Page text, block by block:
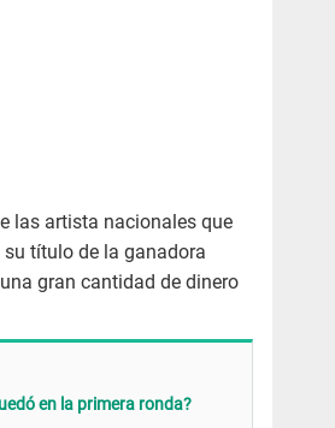
las artista nacionales que
título de la ganadora
gran cantidad de dinero
en la primera ronda?